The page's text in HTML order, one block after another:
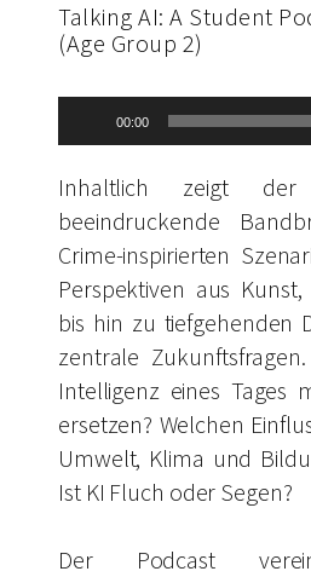
Talking AI: A Student
(Age Group 2)
Player
00:00
Inhaltlich zeigt
beeindruckende
Crime-inspirierten
Perspektiven aus
bis hin zu tiefgehenden
zentrale
Intelligenz eines Tages
ersetzen? Welchen
Umwelt, Klima und
Ist KI Fluch oder Segen?
Der Podcast